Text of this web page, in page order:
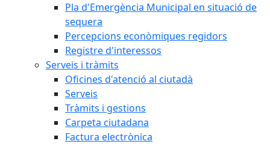
Pla d'Emergència Municipal en situació de
sequera
Percepcions econòmiques regidors
Registre d'interessos
Serveis i tràmits
Oficines d'atenció al ciutadà
Serveis
Tràmits i gestions
Carpeta ciutadana
Factura electrònica